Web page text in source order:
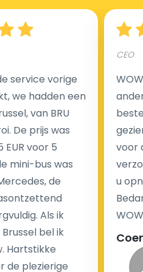
taxi transfer?
voordelen van
tarief voor uw rit. In
taxi's met taxameter
in rekening voor de
of extra kosten voor
heeft.
informatie over uw
bevat alle
en de prijs die u
passagier en een
service vorige
we hadden een
van BRU
De prijs was
EUR voor 5
mini-bus was
de
Als ik
bel ik
Hartstikke
de plezierige
CEO
voor
u